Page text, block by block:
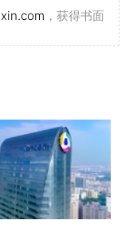
，获得书面